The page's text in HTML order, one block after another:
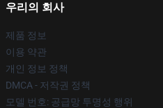
우리의 회사
제품 정보
이용 약관
개인 정보 정책
DMCA - 저작권 정책
모델 번호: 공급망 투명성 행위